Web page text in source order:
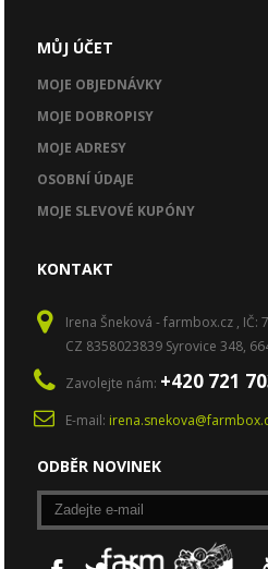
MŮJ ÚČET
MOJE OBJEDNÁVKY
MOJE DOBROPISY
MOJE ADRESY
OSOBNÍ ÚDAJE
MOJE SLEVOVÉ KUPÓNY
KONTAKT
Irena Šneková - farmbox.cz , IČ:
CZ 8358023839 Syrovice 348,
Zavolejte nám: +420 721
E-mail:
ODBĚR NOVINEK